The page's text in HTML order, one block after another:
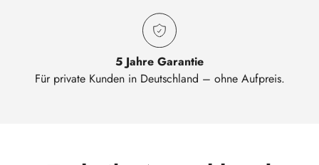
5 Jahre Garantie
Für private Kunden in Deutschland – ohne Aufpreis.